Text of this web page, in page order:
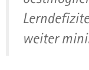
weiter